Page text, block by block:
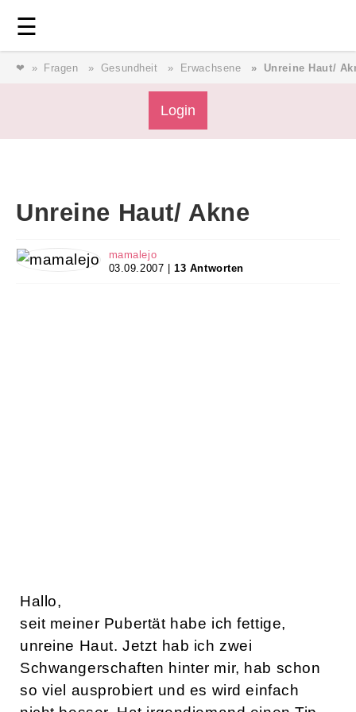
☰
❤ Fragen Gesundheit Erwachsene Unreine Haut/
Login
Unreine Haut/ Akne
mamalejo
03.09.2007 |13 Antworten
Hallo,
seit meiner Pubertät habe ich fettige,
unreine Haut. Jetzt hab ich zwei
Schwangerschaften hinter mir, hab schon
so viel ausprobiert und es wird einfach
Forum
Service